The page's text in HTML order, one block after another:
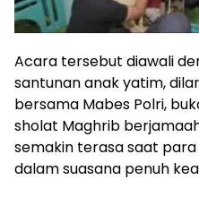
Acara tersebut diawali
santunan anak yatim,
bersama Mabes Polri,
sholat Maghrib
semakin terasa saat
dalam suasana penuh